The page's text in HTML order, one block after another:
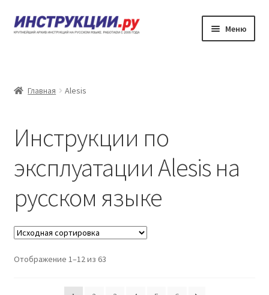
Перейти
к
Перейти
к
Меню
Каталог инструкций по эксплуатации
Личный кабинет
Главная Alesis
Инструкции по
эксплуатации Alesis на
русском языке
Отображение 1–12 из 63